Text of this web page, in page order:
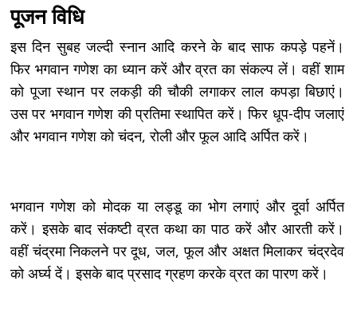
पूजन विधि
इस दिन सुबह जल्दी स्नान आदि करने के बाद साफ कपड़े पहनें।
फिर भगवान गणेश का ध्यान करें और व्रत का संकल्प लें। वहीं शाम
को पूजा स्थान पर लकड़ी की चौकी लगाकर लाल कपड़ा बिछाएं।
उस पर भगवान गणेश की प्रतिमा स्थापित करें। फिर धूप-दीप जलाएं
और भगवान गणेश को चंदन, रोली और फूल आदि अर्पित करें।
भगवान गणेश को मोदक या लड्डू का भोग लगाएं और दूर्वा अर्पित
करें। इसके बाद संकष्टी व्रत कथा का पाठ करें और आरती करें।
वहीं चंद्रमा निकलने पर दूध, जल, फूल और अक्षत मिलाकर चंद्रदेव
को अर्घ्य दें। इसके बाद प्रसाद ग्रहण करके व्रत का पारण करें।